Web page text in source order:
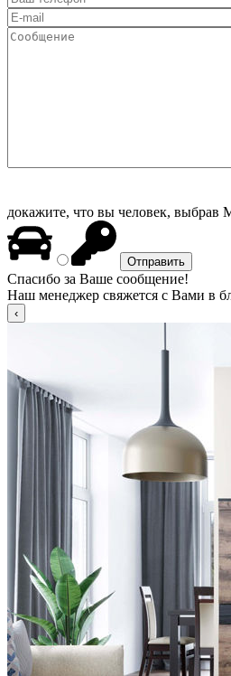
докажите, что вы человек, выбрав
Спасибо за Ваше сообщение!
Наш менеджер свяжется с Вами в